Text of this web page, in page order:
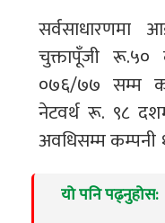
सर्वसाधारणमा
चुक्तापूँजी रू.५०
०७६/७७ सम्म
नेटवर्थ रू. ९८
अवधिसम्म कम्पनी
यो पनि पढ्नुहोस: